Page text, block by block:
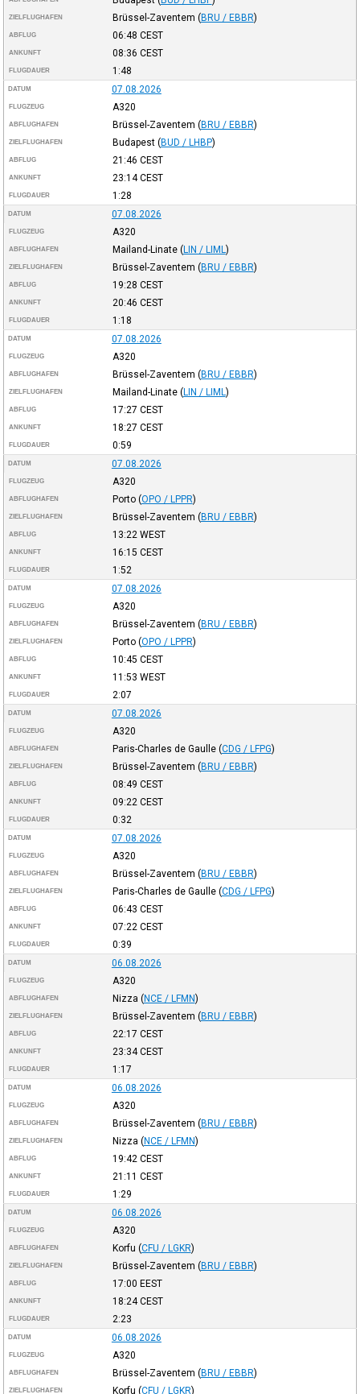
ZIELFLUGHAFEN Brüssel-Zaventem (BRU / EBBR)
ABFLUG 06:48 CEST
ANKUNFT 08:36 CEST
FLUGDAUER 1:48
DATUM 07.08.2026
FLUGZEUG A320
ABFLUGHAFEN Brüssel-Zaventem (BRU / EBBR)
ZIELFLUGHAFEN Budapest (BUD / LHBP)
ABFLUG 21:46 CEST
ANKUNFT 23:14CEST
FLUGDAUER 1:28
DATUM 07.08.2026
FLUGZEUG A320
ABFLUGHAFEN Mailand-Linate (LIN / LIML )
ZIELFLUGHAFEN Brüssel-Zaventem (BRU / EBBR)
ABFLUG 19:28 CEST
ANKUNFT 20:46 CEST
FLUGDAUER 1:18
DATUM 07.08.2026
FLUGZEUG A320
ABFLUGHAFEN Brüssel-Zaventem (BRU / EBBR)
ZIELFLUGHAFEN Mailand-Linate (LIN / LIML )
ABFLUG 17:27 CEST
ANKUNFT 18:27 CEST
FLUGDAUER 0:59
DATUM 07.08.2026
FLUGZEUG A320
ABFLUGHAFEN Porto (OPO / LPPR)
ZIELFLUGHAFEN Brüssel-Zaventem (BRU / EBBR)
ABFLUG 13:22 WEST
ANKUNFT 16:15 CEST
FLUGDAUER 1:52
DATUM 07.08.2026
FLUGZEUG A320
ABFLUGHAFEN Brüssel-Zaventem (BRU / EBBR)
ZIELFLUGHAFEN Porto (OPO / LPPR)
ABFLUG 10:45 CEST
ANKUNFT 11:53 WEST
FLUGDAUER 2:07
DATUM 07.08.2026
FLUGZEUG A320
ABFLUGHAFEN Paris-Charles de Gaulle (CDG / LFPG)
ZIELFLUGHAFEN Brüssel-Zaventem (BRU / EBBR)
ABFLUG 08:49 CEST
ANKUNFT 09:22 CEST
FLUGDAUER 0:32
DATUM 07.08.2026
FLUGZEUG A320
ABFLUGHAFEN Brüssel-Zaventem (BRU / EBBR)
ZIELFLUGHAFEN Paris-Charles de Gaulle (CDG / LFPG)
ABFLUG 06:43 CEST
ANKUNFT 07:22 CEST
FLUGDAUER 0:39
DATUM 06.08.2026
FLUGZEUG A320
ABFLUGHAFEN Nizza (NCE / LFMN)
ZIELFLUGHAFEN Brüssel-Zaventem (BRU / EBBR)
ABFLUG 22:17 CEST
ANKUNFT 23:34CEST
FLUGDAUER 1:17
DATUM 06.08.2026
FLUGZEUG A320
ABFLUGHAFEN Brüssel-Zaventem (BRU / EBBR)
ZIELFLUGHAFEN Nizza (NCE / LFMN)
ABFLUG 19:42 CEST
ANKUNFT 21:11 CEST
FLUGDAUER 1:29
DATUM 06.08.2026
FLUGZEUG A320
ABFLUGHAFEN Korfu (CFU / LGKR)
ZIELFLUGHAFEN Brüssel-Zaventem (BRU / EBBR)
ABFLUG 17:00 EEST
ANKUNFT 18:24CEST
FLUGDAUER 2:23
DATUM 06.08.2026
FLUGZEUG A320
ABFLUGHAFEN Brüssel-Zaventem (BRU / EBBR)
ZIELFLUGHAFEN Korfu (CFU / LGKR)